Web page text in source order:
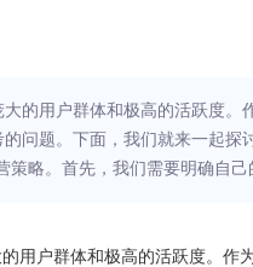
的用户群体和极高的活跃度。
问题。下面，我们就来一起
略。首先，我们需要明确自
用户群体和极高的活跃度。作